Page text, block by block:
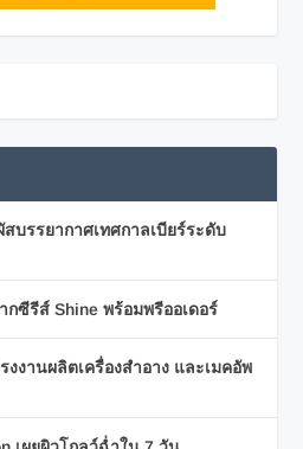
บรรยากาศเทศกาลเบียร์ระดับ
กซีรีส์ Shine พร้อมพรีออเดอร์
งงานผลิตเครื่องสำอาง และเมคอัพ